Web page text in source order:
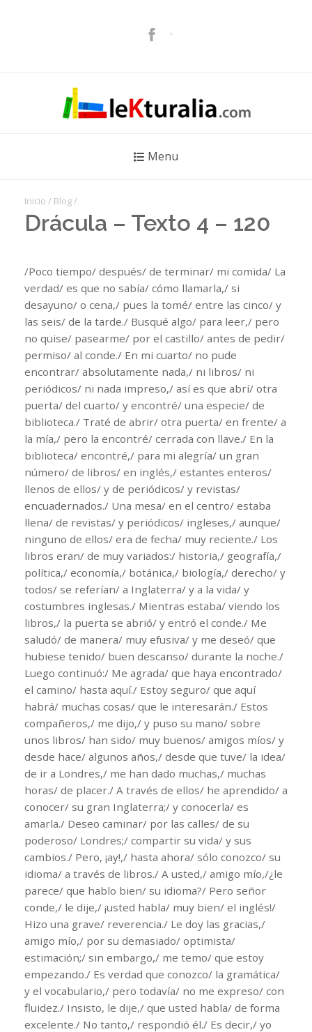
Menu
Inicio / Blog /
Drácula – Texto 4 – 120
/Poco tiempo/ después/ de terminar/ mi comida/ La
verdad/ es que no sabía/ cómo llamarla,/ si
desayuno/ o cena,/ pues la tomé/ entre las cinco/ y
las seis/ de la tarde./ Busqué algo/ para leer,/ pero
no quise/ pasearme/ por el castillo/ antes de pedir/
permiso/ al conde./ En mi cuarto/ no pude
encontrar/ absolutamente nada,/ ni libros/ ni
periódicos/ ni nada impreso,/ así es que abrí/ otra
puerta/ del cuarto/ y encontré/ una especie/ de
biblioteca./ Traté de abrir/ otra puerta/ en frente/ a
la mía,/ pero la encontré/ cerrada con llave./ En la
biblioteca/ encontré,/ para mi alegría/ un gran
número/ de libros/ en inglés,/ estantes enteros/
llenos de ellos/ y de periódicos/ y revistas/
encuadernados./ Una mesa/ en el centro/ estaba
llena/ de revistas/ y periódicos/ ingleses,/ aunque/
ninguno de ellos/ era de fecha/ muy reciente./ Los
libros eran/ de muy variados:/ historia,/ geografía,/
política,/ economía,/ botánica,/ biología,/ derecho/ y
todos/ se referían/ a Inglaterra/ y a la vida/ y
costumbres inglesas./ Mientras estaba/ viendo los
libros,/ la puerta se abrió/ y entró el conde./ Me
saludó/ de manera/ muy efusiva/ y me deseó/ que
hubiese tenido/ buen descanso/ durante la noche./
Luego continuó:/ Me agrada/ que haya encontrado/
el camino/ hasta aquí./ Estoy seguro/ que aquí
habrá/ muchas cosas/ que le interesarán./ Estos
compañeros,/ me dijo,/ y puso su mano/ sobre
unos libros/ han sido/ muy buenos/ amigos míos/ y
desde hace/ algunos años,/ desde que tuve/ la idea/
de ir a Londres,/ me han dado muchas,/ muchas
horas/ de placer./ A través de ellos/ he aprendido/ a
conocer/ su gran Inglaterra;/ y conocerla/ es
amarla./ Deseo caminar/ por las calles/ de su
poderoso/ Londres;/ compartir su vida/ y sus
cambios./ Pero, ¡ay!,/ hasta ahora/ sólo conozco/ su
idioma/ a través de libros./ A usted,/ amigo mío,/¿le
parece/ que hablo bien/ su idioma?/ Pero señor
conde,/ le dije,/ ¡usted habla/ muy bien/ el inglés!/
Hizo una grave/ reverencia./ Le doy las gracias,/
amigo mío,/ por su demasiado/ optimista/
estimación;/ sin embargo,/ me temo/ que estoy
empezando./ Es verdad que conozco/ la gramática/
y el vocabulario,/ pero todavía/ no me expreso/ con
fluidez./ Insisto, le dije,/ que usted habla/ de forma
excelente./ No tanto,/ respondió él./ Es decir,/ yo